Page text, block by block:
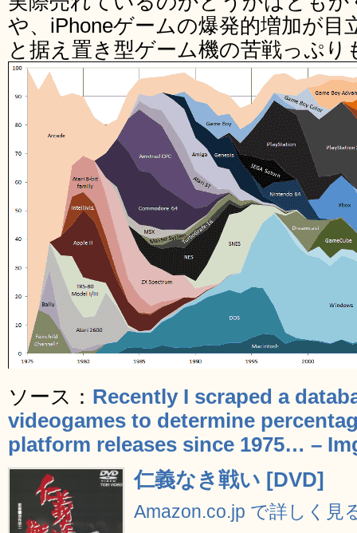
や、iPhoneゲームの爆発的増加が目
と据え置き型ゲーム機の苦戦っぷり
ソース： Recently I scraped a
videogames to determine
platform releases since 1975… –
仁義なき戦い [DVD]
Amazon.co.jp で詳しく見